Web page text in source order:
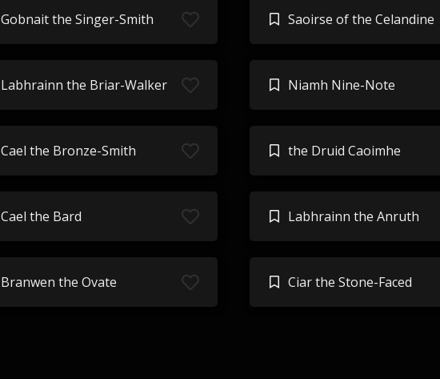
Gobnait the Singer-Smith Saoirse of the Celandine
Labhrainn the Briar-Walker Niamh Nine-Note
Cael the Bronze-Smith the Druid Caoimhe
Cael the Bard Labhrainn the Anruth
Branwen the Ovate Ciar the Stone-Faced